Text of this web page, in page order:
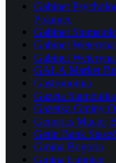
Gabinet
Połaniec
Gabinet
Gabinet
Gabinet
GALA Market
Gastronomia
Gazeta Stambułka
Gazetka Gminy
Generics Maciej
Getin Bank
Gmina Bogoria
Gmina Łubnice